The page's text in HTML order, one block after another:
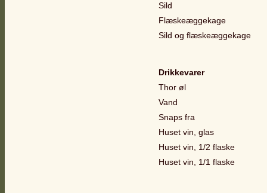
Sild
Flæskeæggekage
Sild og flæskeæggekage
Drikkevarer
Thor øl
Vand
Snaps fra
Huset vin, glas
Huset vin, 1/2 flaske
Huset vin, 1/1 flaske